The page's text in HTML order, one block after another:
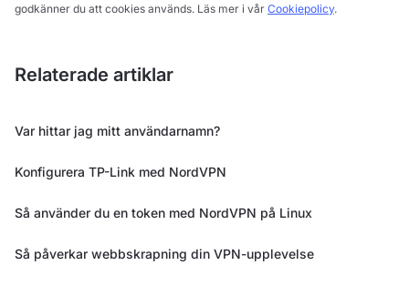
godkänner du att cookies används. Läs mer i vår Cookiepolicy.
Relaterade artiklar
Var hittar jag mitt användarnamn?
Konfigurera TP-Link med NordVPN
Så använder du en token med NordVPN på Linux
Så påverkar webbskrapning din VPN-upplevelse